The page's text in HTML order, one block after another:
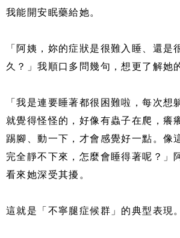
我能開安眠藥給她。
「阿姨，妳的症狀是很難入睡、還是
久？」我順口多問幾句，想更了解她
「我是連要睡著都很困難啦，每次想
就覺得怪怪的，好像有蟲子在爬，癢
踢腳、動一下，才會感覺好一點。像
完全靜不下來，怎麼會睡得著呢？」
看來她深受其擾。
這就是「不寧腿症候群」的典型表現。